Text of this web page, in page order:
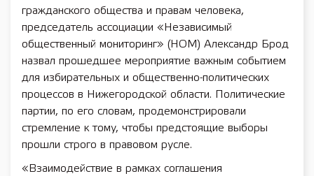
гражданского общества и правам человека,
председатель ассоциации «Независимый
общественный мониторинг» (НОМ) Александр Брод
назвал прошедшее мероприятие важным событием
для избирательных и общественно-политических
процессов в Нижегородской области. Политические
партии, по его словам, продемонстрировали
стремление к тому, чтобы предстоящие выборы
прошли строго в правовом русле.
«Взаимодействие в рамках соглашения